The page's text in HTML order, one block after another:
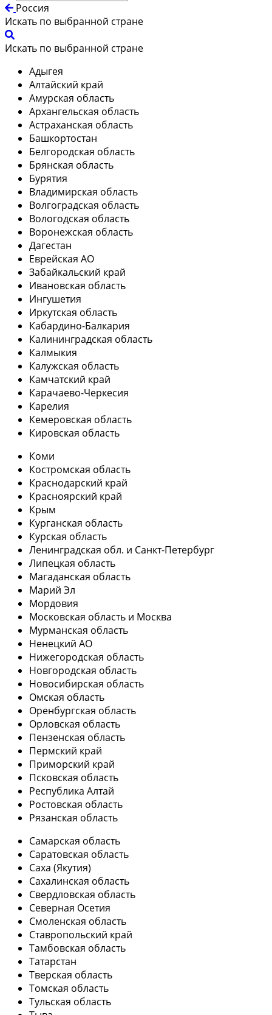
Россия
Искать по выбранной стране
Искать по выбранной стране
Адыгея
Алтайский край
Амурская область
Архангельская область
Астраханская область
Башкортостан
Белгородская область
Брянская область
Бурятия
Владимирская область
Волгоградская область
Вологодская область
Воронежская область
Дагестан
Еврейская АО
Забайкальский край
Ивановская область
Ингушетия
Иркутская область
Кабардино-Балкария
Калининградская область
Калмыкия
Калужская область
Камчатский край
Карачаево-Черкесия
Карелия
Кемеровская область
Кировская область
Коми
Костромская область
Краснодарский край
Красноярский край
Крым
Курганская область
Курская область
Ленинградская обл. и Санкт-Петербург
Липецкая область
Магаданская область
Марий Эл
Мордовия
Московская область и Москва
Мурманская область
Ненецкий АО
Нижегородская область
Новгородская область
Новосибирская область
Омская область
Оренбургская область
Орловская область
Пензенская область
Пермский край
Приморский край
Псковская область
Республика Алтай
Ростовская область
Рязанская область
Самарская область
Саратовская область
Саха (Якутия)
Сахалинская область
Свердловская область
Северная Осетия
Смоленская область
Ставропольский край
Тамбовская область
Татарстан
Тверская область
Томская область
Тульская область